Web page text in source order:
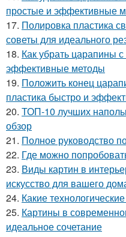
простые и эффективные
17. Полировка пластика
советы для идеального
18. Как убрать царапины
эффективные методы
19. Положить конец
пластика быстро и
20. ТОП-10 лучших
обзор
21. Полное руководство
22. Где можно
23. Виды картин в
искусство для вашего
24. Какие
25. Картины в
идеальное сочетание